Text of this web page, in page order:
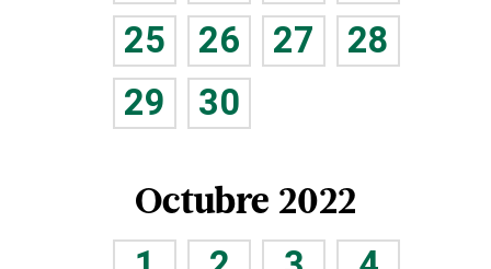
25
26 27
28
29
30
Octubre 2022